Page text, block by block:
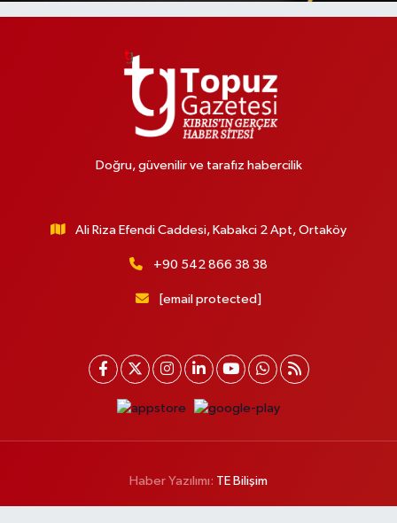
Doğru, güvenilir ve tarafız habercilik
Ali Riza Efendi Caddesi, Kabakci 2 Apt, Ortaköy
+90 542 866 38 38
[email protected]
Haber Yazılımı: TE Bilişim